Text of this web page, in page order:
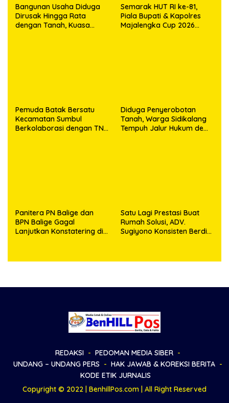
Bangunan Usaha Diduga
Dirusak Hingga Rata
dengan Tanah, Kuasa
Semarak HUT RI ke-81,
Piala Bupati & Kapolres
Majalengka Cup 2026
Pemuda Batak Bersatu
Kecamatan Sumbul
Berkolaborasi dengan TNI
Diduga Penyerobotan
Tanah, Warga Sidikalang
Tempuh Jalur Hukum demi
Panitera PN Balige dan
BPN Balige Gagal
Lanjutkan Konstatering di
Satu Lagi Prestasi Buat
Rumah Solusi, ADV.
Sugiyono Konsisten Berdiri
REDAKSI
PEDOMAN MEDIA SIBER
UNDANG – UNDANG PERS
HAK JAWAB & KOREKSI BERITA
KODE ETIK JURNALIS
Copyright © 2022 | BenhillPos.com | All Right Reserved